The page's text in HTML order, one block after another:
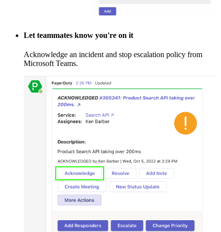
Let teammates know you're on it
Acknowledge an incident and stop escalation policy from
Microsoft Teams.